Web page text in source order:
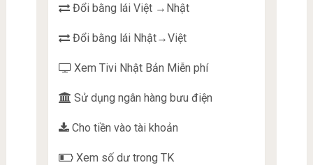
Đổi bằng lái Việt →Nhật
Đổi bằng lái Nhật→Việt
Xem Tivi Nhật Bản Miễn phí
Sử dụng ngân hàng bưu điện
Cho tiền vào tài khoản
Xem số dư trong TK